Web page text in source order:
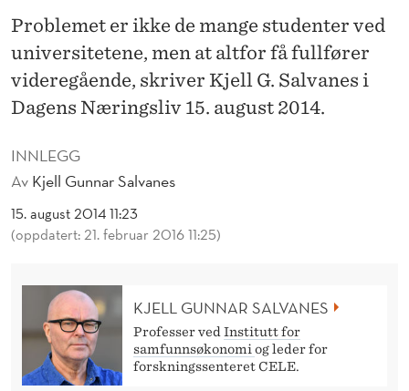
S
Y
K
E
INNLEGG
Av Kjell Gunnar Salvanes
15. august 2014 11:23
(oppdatert: 21. februar 2016 11:25)
Problemet er ikke de mange studenter ved
universitetene, men at altfor få fullfører
videregående, skriver Kjell G. Salvanes i
Dagens Næringsliv 15. august 2014.
KJELL GUNNAR SALVANES
Professer ved Institutt for
samfunnsøkonomi og leder for
forskningssenteret CELE.